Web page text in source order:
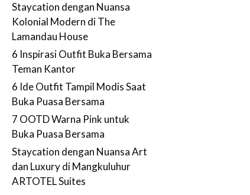
Staycation dengan Nuansa
Kolonial Modern di The
Lamandau House
6 Inspirasi Outfit Buka Bersama
Teman Kantor
6 Ide Outfit Tampil Modis Saat
Buka Puasa Bersama
7 OOTD Warna Pink untuk
Buka Puasa Bersama
Staycation dengan Nuansa Art
dan Luxury di Mangkuluhur
ARTOTEL Suites